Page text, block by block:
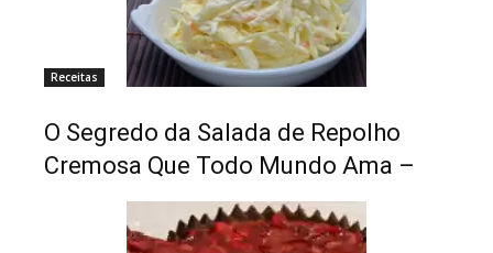
Receitas
O Segredo da Salada de Repolho
Cremosa Que Todo Mundo Ama –